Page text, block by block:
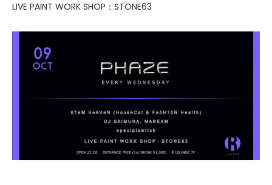
LIVE PAINT WORK SHOP：STONE63